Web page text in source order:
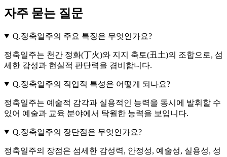
자주 묻는 질문
Q.정축일주의 주요 특징은 무엇인가요?
정축일주는 천간 정화(丁火)와 지지 축토(丑土)의 조합으로, 섬
세한 감성과 현실적 판단력을 겸비합니다.
Q.정축일주의 직업적 특성은 어떻게 되나요?
정축일주는 예술적 감각과 실용적인 능력을 동시에 발휘할 수
있어 예술과 교육 분야에서 탁월한 능력을 보입니다.
Q.정축일주의 장단점은 무엇인가요?
정축일주의 장점은 섬세한 감성력, 안정성, 예술성, 실용성, 성